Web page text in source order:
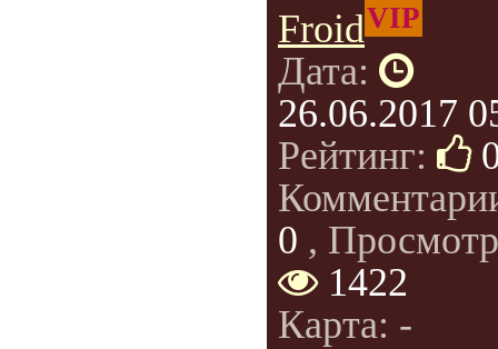
FroidVIP
Дата:
26.06.2017
Рейтинг:
0 ,
1422
Карта: -